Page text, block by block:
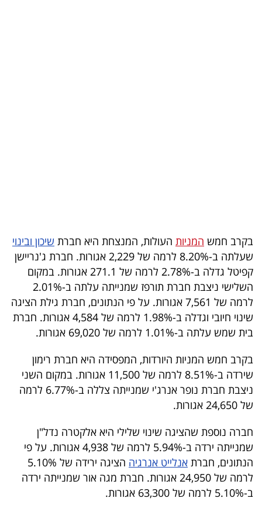
הכלכלי
פודקאסט
40
UNDER
40
שיתופי
פעולה
דרושים
ניוזלטרים
בקרב חמש המניות העולות, המנצחת היא חברת שיכון ובינוי
שעלתה ב-8.20% לרמה של 2,229 אגורות. חברת ג'נריישן
קפיטל גדלה ב-2.78% לרמה של 271.1 אגורות. במקום
השלישי ניצבת חברת תורפז שמנייתה עלתה ב-2.01%
לרמה של 7,561 אגורות. על פי הנתונים, חברת גילת הציגה
שינוי חיובי וגדלה ב-1.98% לרמה של 4,584 אגורות. חברת
בית שמש עלתה ב-1.01% לרמה של 69,020 אגורות.
בקרב חמש המניות היורדות, המפסידה היא חברת רימון
שירדה ב-8.51% לרמה של 11,500 אגורות. במקום השני
ניצבת חברת נופר אנרג'י שמנייתה צללה ב-6.77% לרמה
של 24,650 אגורות.
חברה נוספת שהציגה שינוי שלילי היא אלקטרה נדל"ן
שמנייתה ירדה ב-5.94% לרמה של 4,938 אגורות. על פי
הנתונים, חברת אנלייט אנרגיה
הציגה ירידה של 5.10%
לרמה של 24,950 אגורות. חברת מגה אור שמנייתה ירדה
ב-5.10% לרמה של 63,300 אגורות.